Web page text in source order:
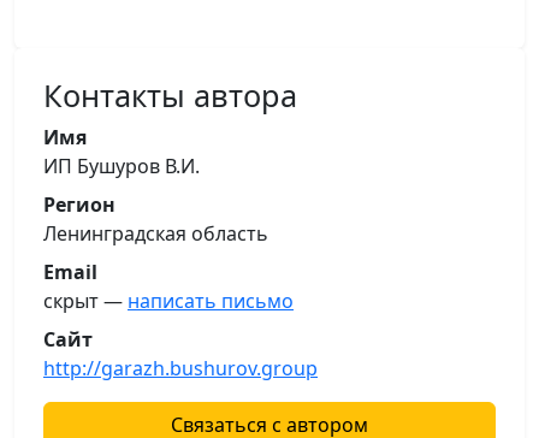
Контакты автора
Имя
ИП Бушуров В.И.
Регион
Ленинградская область
Email
скрыт — написать письмо
Сайт
http://garazh.bushurov.group
Связаться с автором